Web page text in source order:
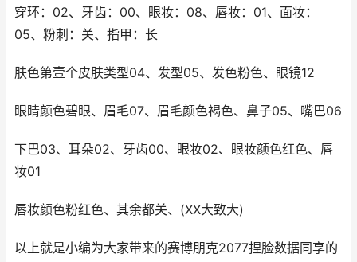
穿环：02、牙齿：00、眼妆：08、唇妆：01、面妆：
05、粉刺：关、指甲：长
肤色第壹个皮肤类型04、发型05、发色粉色、眼镜12
眼睛颜色碧眼、眉毛07、眉毛颜色褐色、鼻子05、嘴巴06
下巴03、耳朵02、牙齿00、眼妆02、眼妆颜色红色、唇
妆01
唇妆颜色粉红色、其余都关、(XX大致大)
以上就是小编为大家带来的赛博朋克2077捏脸数据同享的